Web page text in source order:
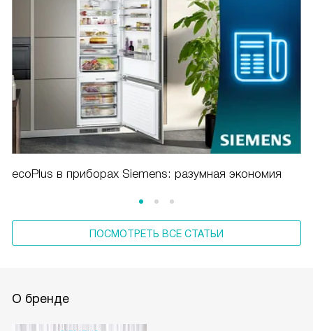
ecoPlus в приборах Siemens: разумная экономия
ПОСМОТРЕТЬ ВСЕ СТАТЬИ
О бренде